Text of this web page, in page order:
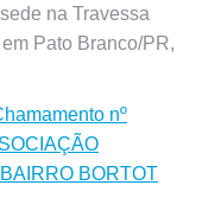
na Travessa
Pato Branco/PR,
nº
BORTOT